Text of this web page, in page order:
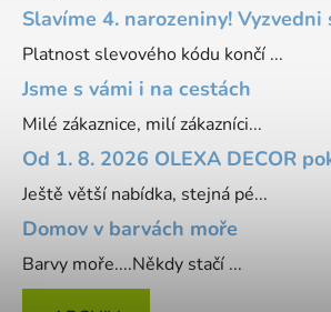
Slavíme 4. narozeniny! Vyzvedni
Platnost slevového kódu končí ...
Jsme s vámi i na cestách
Milé zákaznice, milí zákazníci...
Od 1. 8. 2026 OLEXA DECOR
Ještě větší nabídka, stejná pé...
Domov v barvách moře
Barvy moře....Někdy stačí ...